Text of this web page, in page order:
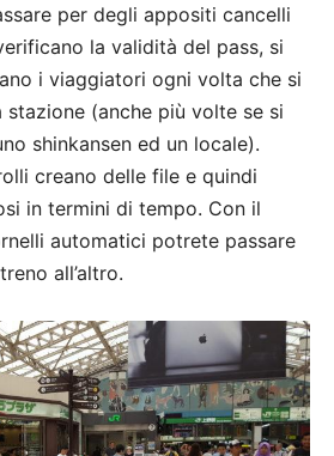
per degli appositi cancelli
la validità del pass, si
i viaggiatori ogni volta che si
stazione (anche più volte se si
shinkansen ed un locale).
creano delle file e quindi
in termini di tempo. Con il
automatici potrete passare
all’altro.